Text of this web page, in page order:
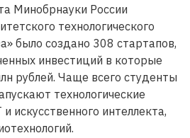
Минобрнауки России
технологического
было создано 308 стартапов,
инвестиций в которые
рублей. Чаще всего студенты
технологические
искусственного интеллекта,